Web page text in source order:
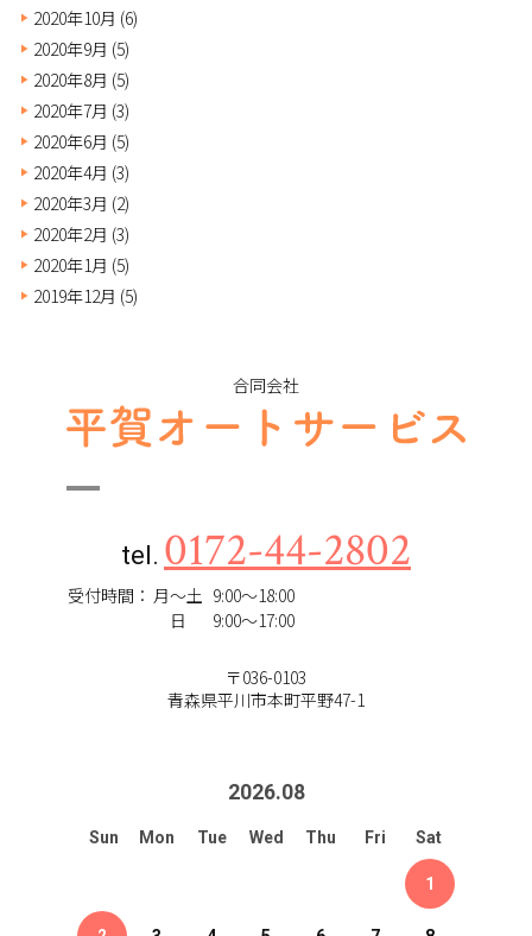
2020年10月 (6)
2020年9月 (5)
2020年8月 (5)
2020年7月 (3)
2020年6月 (5)
2020年4月 (3)
2020年3月 (2)
2020年2月 (3)
2020年1月 (5)
2019年12月 (5)
合同会社
tel. 0172-44-2802
受付時間： 月～土 9:00～18:00
日
9:00～17:00
〒036-0103
青森県平川市本町平野47-1
2026.08
Sun Mon Tue Wed Thu Fri Sat
1